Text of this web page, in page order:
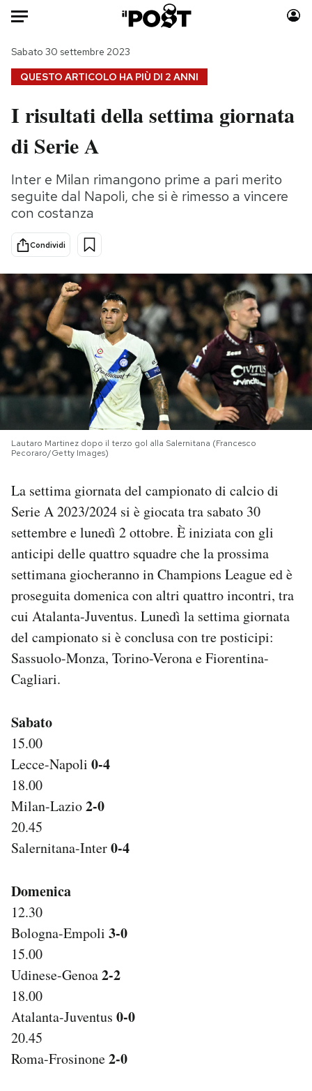
HOME
Italia
Politica
Tecnologia
Internet
Scienza
Cultura
Economia
Sport
Moda
Storie/Idee
Ok Boomer!
Mondiali calcio 2026
PODCAST
NEWSLETTER
I MIEI PREFERITI
AREA PERSONALE
Area Personale
Newsletter
Notifiche mobile
Regala il Post
Hai bisogno di aiuto?
QUESTO ARTICOLO HA PIÙ DI 2 ANNI
Sabato 30 settembre 2023
I risultati della settima giornata
di Serie A
Inter e Milan rimangono prime a pari merito
seguite dal Napoli, che si è rimesso a vincere
con costanza
Condividi
Lautaro Martinez dopo il terzo gol alla Salernitana (Francesco
Pecoraro/Getty Images)
La settima giornata del campionato di calcio di
Serie A 2023/2024 si è giocata tra sabato 30
settembre e lunedì 2 ottobre. È iniziata con gli
anticipi delle quattro squadre che la prossima
settimana giocheranno in Champions League ed è
proseguita domenica con altri quattro incontri, tra
cui Atalanta-Juventus. Lunedì la settima giornata
del campionato si è conclusa con tre posticipi:
Sassuolo-Monza, Torino-Verona e Fiorentina-
Cagliari.
Sabato
15.00
Lecce-Napoli 0-4
18.00
Milan-Lazio2-0
20.45
Salernitana-Inter0-4
Domenica
12.30
Bologna-Empoli 3-0
15.00
Udinese-Genoa2-2
18.00
Atalanta-Juventus 0-0
20.45
Roma-Frosinone2-0